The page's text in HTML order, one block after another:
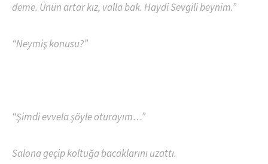
deme. Ünün artar kız, valla bak. Haydi Sevgili beynim.”
“Neymiş konusu?”
“Şimdi evvela şöyle oturayım…”
Salona geçip koltuğa bacaklarını uzattı.